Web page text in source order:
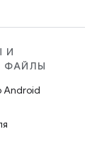
И
ФАЙЛЫ
Android